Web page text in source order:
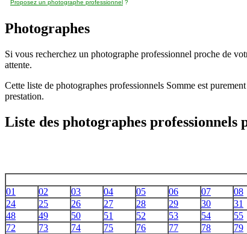
Proposez un photographe professionnel ?
Photographes
Si vous recherchez un photographe professionnel proche de
attente.
Cette liste de photographes professionnels Somme est
prestation.
Liste des photographes professionnels
01
02 03 04 05 06 07 08
24
25 26 27 28 29 30 31
48
49 50 51 52 53 54 55
72
73 74 75 76 77 78 79